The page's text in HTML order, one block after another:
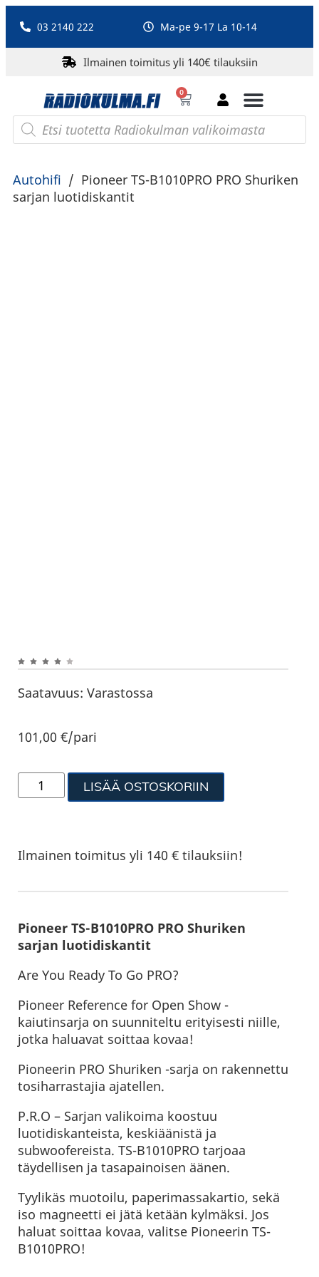
03 2140 222 Ma-pe 9-17 La 10-14
Ilmainen toimitus yli 140€ tilauksiin
0
Autohifi / Pioneer TS-B1010PRO PRO Shuriken
sarjan luotidiskantit
Saatavuus: Varastossa
101,00€/pari
LISÄÄ OSTOSKORIIN
Ilmainen toimitus yli 140 € tilauksiin!
Pioneer TS-B1010PRO PRO Shuriken
sarjan luotidiskantit
Are You Ready To Go PRO?
Pioneer Reference for Open Show -
kaiutinsarja on suunniteltu erityisesti niille,
jotka haluavat soittaa kovaa!
Pioneerin PRO Shuriken -sarja on rakennettu
tosiharrastajia ajatellen.
P.R.O – Sarjan valikoima koostuu
luotidiskanteista, keskiäänistä ja
subwoofereista. TS-B1010PRO tarjoaa
täydellisen ja tasapainoisen äänen.
Tyylikäs muotoilu, paperimassakartio, sekä
iso magneetti ei jätä ketään kylmäksi. Jos
haluat soittaa kovaa, valitse Pioneerin TS-
B1010PRO!